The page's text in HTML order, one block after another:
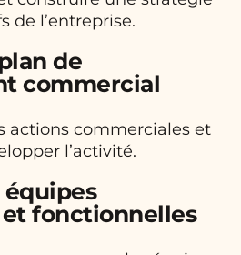
de l’entreprise.
de
commercial
actions commerciales et
l’activité.
équipes
fonctionnelles